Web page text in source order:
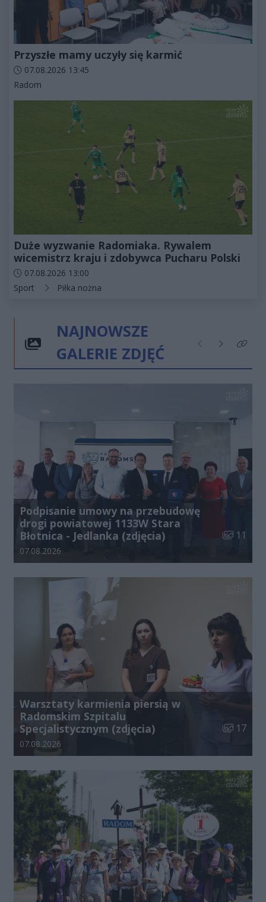
Przyszłe mamy uczyły się karmić
Data dodania artykułu:
07.08.2026 13:45
Kategorie artykułu:
Radom
Duże wyzwanie Radomiaka. Rywalem
wicemistrz kraju i zdobywca Pucharu Polski
Data dodania artykułu:
07.08.2026 13:00
Kategorie artykułu:
Sport Piłka nożna
NAJNOWSZE
GALERIE ZDJĘĆ
Poprzednie
NastępneKliknij
Podpisanie umowy na przebudowę
drogi powiatowej 1133W Stara
Błotnica - Jedlanka (zdjęcia)
Liczba
11
Data dodania galerii:
07.08.2026
Warsztaty karmienia piersią w
Radomskim Szpitalu
Specjalistycznym (zdjęcia)
Liczba
17
Data dodania galerii:
07.08.2026